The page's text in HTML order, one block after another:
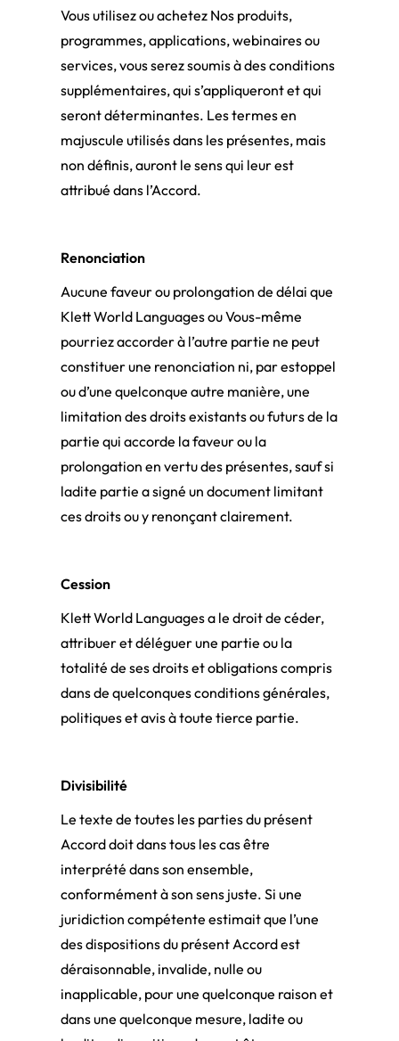
Vous utilisez ou achetez Nos produits,
programmes, applications, webinaires ou
services, vous serez soumis à des conditions
supplémentaires, qui s’appliqueront et qui
seront déterminantes. Les termes en
majuscule utilisés dans les présentes, mais
non définis, auront le sens qui leur est
attribué dans l’Accord.
Renonciation
Aucune faveur ou prolongation de délai que
Klett World Languages ou Vous-même
pourriez accorder à l’autre partie ne peut
constituer une renonciation ni, par estoppel
ou d’une quelconque autre manière, une
limitation des droits existants ou futurs de la
partie qui accorde la faveur ou la
prolongation en vertu des présentes, sauf si
ladite partie a signé un document limitant
ces droits ou y renonçant clairement.
Cession
Klett World Languages a le droit de céder,
attribuer et déléguer une partie ou la
totalité de ses droits et obligations compris
dans de quelconques conditions générales,
politiques et avis à toute tierce partie.
Divisibilité
Le texte de toutes les parties du présent
Accord doit dans tous les cas être
interprété dans son ensemble,
conformément à son sens juste. Si une
juridiction compétente estimait que l’une
des dispositions du présent Accord est
déraisonnable, invalide, nulle ou
inapplicable, pour une quelconque raison et
dans une quelconque mesure, ladite ou